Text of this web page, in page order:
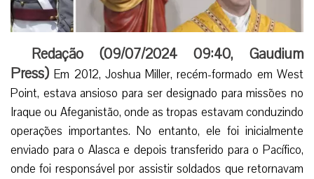
Redação (09/07/2024 09:40, Gaudium
Press)Em 2012, Joshua Miller, recém-formado em West
Point, estava ansioso para ser designado para missões no
Iraque ou Afeganistão, onde as tropas estavam conduzindo
operações importantes. No entanto, ele foi inicialmente
enviado para o Alasca e depois transferido para o Pacífico,
onde foi responsável por assistir soldados que retornavam